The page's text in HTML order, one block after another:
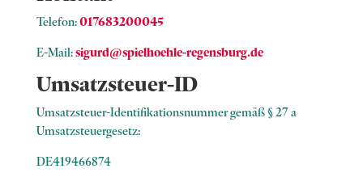
Telefon:017683200045
E-Mail:sigurd@spielhoehle-regensburg.de
Umsatzsteuer-ID
Umsatzsteuer-Identifikationsnummer gemäß § 27 a
Umsatzsteuergesetz:
DE419466874